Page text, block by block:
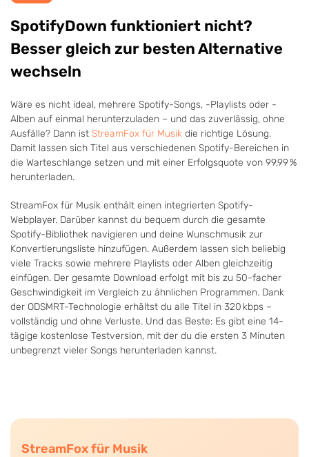
SpotifyDown funktioniert nicht?
Besser gleich zur besten Alternative
wechseln
Wäre es nicht ideal, mehrere Spotify-Songs, -Playlists oder -
Alben auf einmal herunterzuladen – und das zuverlässig, ohne
Ausfälle? Dann ist StreamFox für Musik die richtige Lösung.
Damit lassen sich Titel aus verschiedenen Spotify-Bereichen in
die Warteschlange setzen und mit einer Erfolgsquote von 99,99 %
herunterladen.
StreamFox für Musik enthält einen integrierten Spotify-
Webplayer. Darüber kannst du bequem durch die gesamte
Spotify-Bibliothek navigieren und deine Wunschmusik zur
Konvertierungsliste hinzufügen. Außerdem lassen sich beliebig
viele Tracks sowie mehrere Playlists oder Alben gleichzeitig
einfügen. Der gesamte Download erfolgt mit bis zu 50-facher
Geschwindigkeit im Vergleich zu ähnlichen Programmen. Dank
der ODSMRT-Technologie erhältst du alle Titel in 320 kbps –
vollständig und ohne Verluste. Und das Beste: Es gibt eine 14-
tägige kostenlose Testversion, mit der du die ersten 3 Minuten
unbegrenzt vieler Songs herunterladen kannst.
StreamFox für Musik